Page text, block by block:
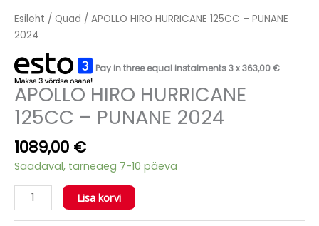
Esileht / Quad / APOLLO HIRO HURRICANE 125CC – PUNANE
2024
Pay in three equal instalments 3 x363,00€
APOLLO HIRO HURRICANE
125CC – PUNANE 2024
1089,00 €
Saadaval, tarneaeg 7-10 päeva
Lisa korvi